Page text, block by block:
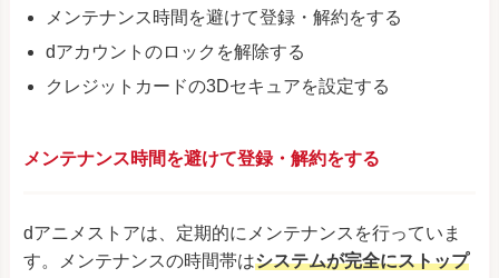
メンテナンス時間を避けて登録・解約をする
dアカウントのロックを解除する
クレジットカードの3Dセキュアを設定する
メンテナンス時間を避けて登録・解約をする
dアニメストアは、定期的にメンテナンスを行っていま
す。メンテナンスの時間帯はシステムが完全にストップ